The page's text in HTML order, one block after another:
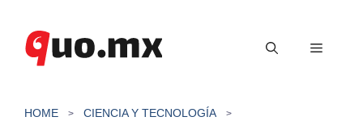
contenido
Menú
HOME
CIENCIA Y TECNOLOGÍA